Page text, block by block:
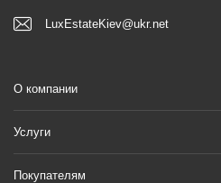
LuxEstateKiev@ukr.net
О компании
Услуги
Покупателям